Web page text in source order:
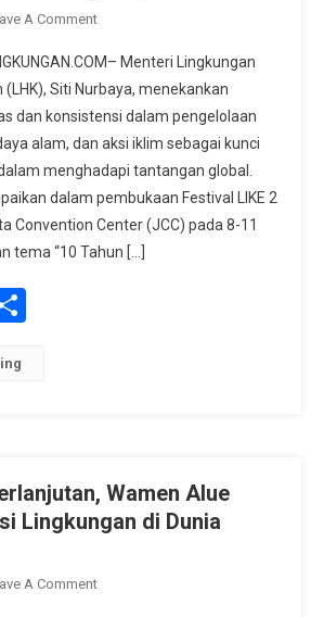
A CommentOn
Menuju
COP
Ke
29,
Festival
LIKE
2
Tampilkan
Menteri Lingkungan
(LHK), Siti Nurbaya, menekankan
dan konsistensi dalam pengelolaan
alam, dan aksi iklim sebagai kunci
menghadapi tantangan global.
dalam pembukaan Festival LIKE 2
Convention Center (JCC) pada 8-11
tema “10 Tahun […]
Share
Wamen Alue
Lingkungan di Dunia
A CommentOn